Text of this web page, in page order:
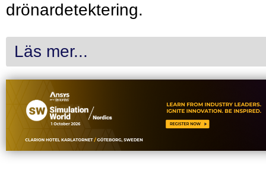
drönardetektering.
Läs mer...